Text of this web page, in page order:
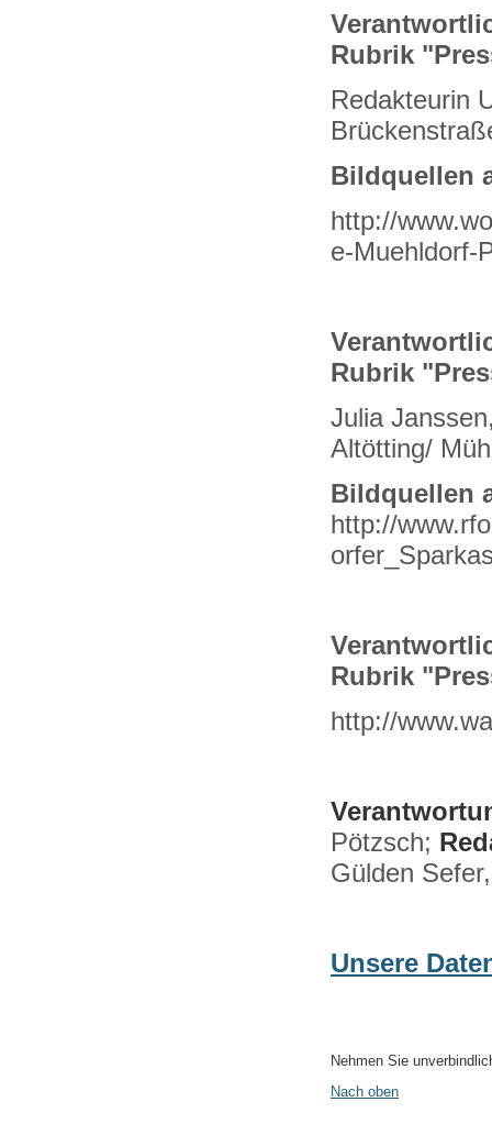
Rubrik
Redakteurin
Bildquellen
http://
e-Muehldorf-
Rubrik
Julia
Altötting/
Bildquellen
http://
Rubrik
http://
Pötzsch;
Gülden
Unsere
Nehmen Sie
Nach oben